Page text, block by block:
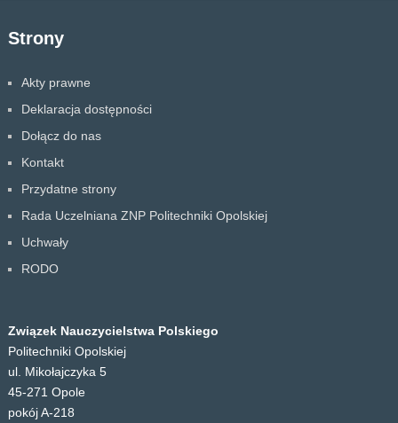
Strony
Akty prawne
Deklaracja dostępności
Dołącz do nas
Kontakt
Przydatne strony
Rada Uczelniana ZNP Politechniki Opolskiej
Uchwały
RODO
Związek Nauczycielstwa Polskiego
Politechniki Opolskiej
ul. Mikołajczyka 5
45-271 Opole
pokój A-218